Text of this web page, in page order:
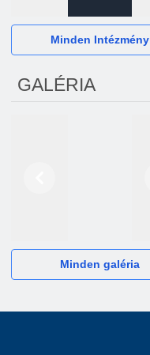
Minden Intézmény
GALÉRIA
Minden galéria